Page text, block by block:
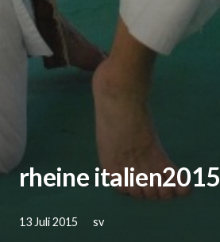
rheine italien2015
13 Juli 2015 sv